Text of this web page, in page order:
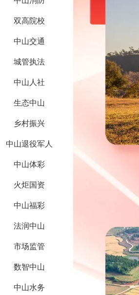
双高院校
中山交通
城管执法
中山人社
生态中山
乡村振兴
中山退役军人
中山体彩
火炬国资
中山福彩
法润中山
市场监管
数智中山
中山水务